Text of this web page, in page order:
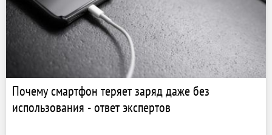
Почему смартфон теряет заряд даже без
использования - ответ экспертов